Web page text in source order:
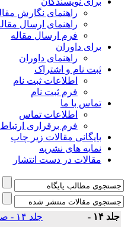
راهنمای نگارش مقاله
راهنمای ارسال مقاله
فرم ارسال مقاله
برای داوران
راهنمای داوران
ثبت نام و اشتراک
اطلاعات ثبت نام
فرم ثبت نام
تماس با ما
اطلاعات تماس
فرم برقراری ارتباط
بایگانی مقالات زیر چاپ
نمایه های نشریه
مقالات در دست انتشار
۱۴ - جلد ۱۴ - صفحات ۰-۰